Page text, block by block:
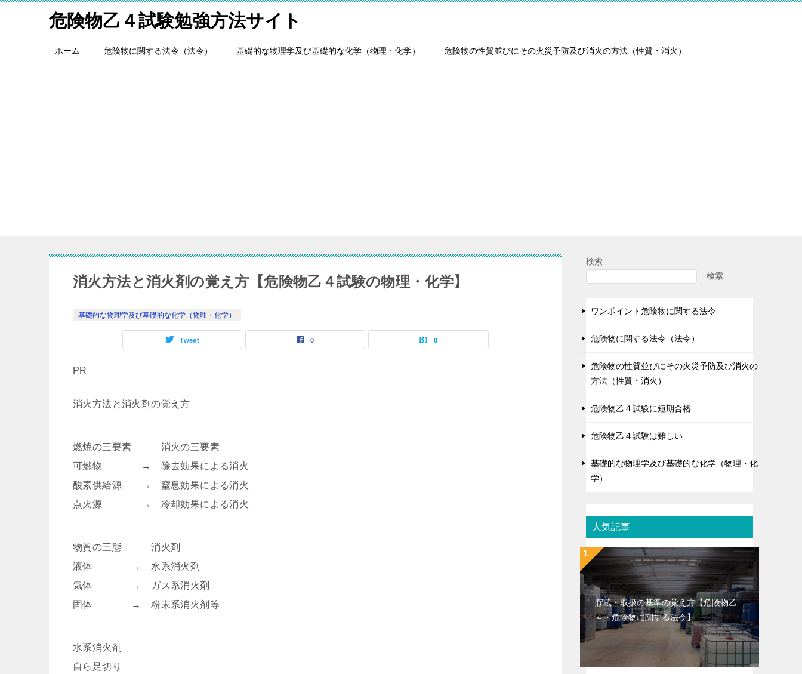
危険物乙４試験勉強方法サイト
ホーム 危険物に関する法令（法令） 基礎的な物理学及び基礎的な化学（物理・化学） 危険物の性質並びにその火災予防及び消火の方法（性質・消火）
消火方法と消火剤の覚え方【危険物乙４試験の物理・化学】
基礎的な物理学及び基礎的な化学（物理・化学）
Tweet 0 0
PR
消火方法と消火剤の覚え方
燃焼の三要素 消火の三要素
可燃物 → 除去効果による消火
酸素供給源 → 窒息効果による消火
点火源 → 冷却効果による消火
物質の三態 消火剤
液体 → 水系消火剤
気体 → ガス系消火剤
固体 → 粉末系消火剤等
水系消火剤
自ら足切り
検索
検索
ワンポイント危険物に関する法令
危険物に関する法令（法令）
危険物の性質並びにその火災予防及び消火の
方法（性質・消火）
危険物乙４試験に短期合格
危険物乙４試験は難しい
基礎的な物理学及び基礎的な化学（物理・化
学）
人気記事
貯蔵・取扱の基準の覚え方【危険物乙
４・危険物に関する法令】